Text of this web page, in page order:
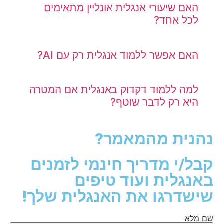
האם שיעורי אנגלית אונליין מתאימים
לכל אחד?
האם אפשר ללמוד אנגלית רק עם AI?
למה ללמוד דקדוק באנגלית אם המטרה
היא רק לדבר שוטף?
נהנית מהמאמר?
קבל/י מדריך חינמי לזמנים
באנגלית ועוד טיפים
שישדרגו את האנגלית שלך!
שם מלא